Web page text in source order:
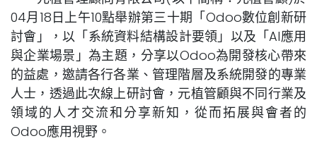
04月18日上午10點舉辦第三十期「Odoo數位創新研
討會」，以「系統資料結構設計要領」以及「AI應用
與企業場景」為主題，分享以Odoo為開發核心帶來
的益處，邀請各行各業、管理階層及系統開發的專業
人士，透過此次線上研討會，元植管顧與不同行業及
領域的人才交流和分享新知，從而拓展與會者的
Odoo應用視野。